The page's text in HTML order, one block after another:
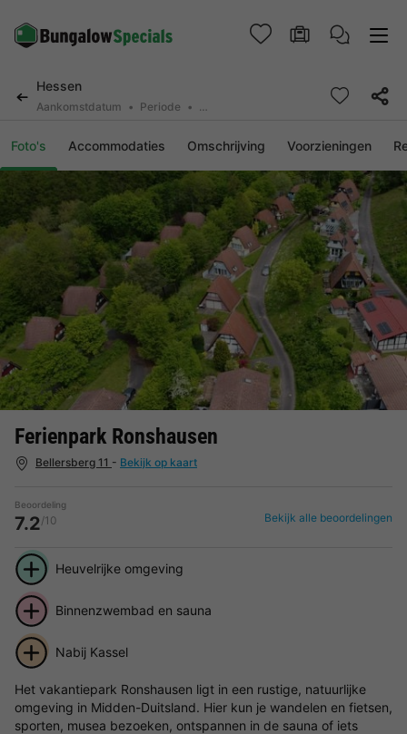
Hessen
Aankomstdatum Periode 2 personen, 0 huisdier
Foto's Accommodaties Omschrijving Voorzieningen
Ferienpark Ronshausen
Bellersberg 11 - Bekijk op kaart
Beoordeling
7.2/10 Bekijk alle beoordelingen
Heuvelrijke omgeving
Binnenzwembad en sauna
Nabij Kassel
Het vakantiepark Ronshausen ligt in een rustige, natuurlijke
omgeving in Midden-Duitsland. Hier kun je wandelen en fietsen,
sporten, musea bezoeken, ontspannen in de sauna of iets